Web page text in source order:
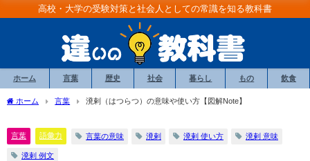
高校・大学の受験対策と社会人としての常識を知る教科書
ホーム 言葉 歴史 社会 暮らし もの 飲食
ホーム 言葉 溌剌（はつらつ）の意味や使い方【図解Note】
言葉 語彙力 言葉の意味 溌剌 溌剌 使い方 溌剌 意味
溌剌 例文